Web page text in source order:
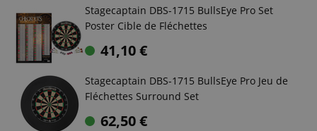
Stagecaptain DBS-1715 BullsEye Pro Set
Poster Cible de Fléchettes
41,10€
Stagecaptain DBS-1715 BullsEye Pro Jeu de
Fléchettes Surround Set
62,50€